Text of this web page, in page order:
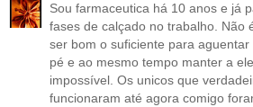
Sou farmaceutica há 10 anos e já
fases de calçado no trabalho. Não
ser bom o suficiente para
pé e ao mesmo tempo manter a
impossível. Os unicos que
funcionaram até agora comigo